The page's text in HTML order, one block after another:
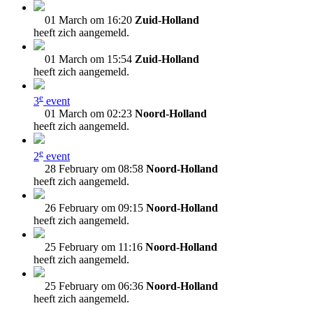
01 March om 16:20 Zuid-Holland
heeft zich aangemeld.
01 March om 15:54 Zuid-Holland
heeft zich aangemeld.
3e event
01 March om 02:23 Noord-Holland
heeft zich aangemeld.
2e event
28 February om 08:58 Noord-Holland
heeft zich aangemeld.
26 February om 09:15 Noord-Holland
heeft zich aangemeld.
25 February om 11:16 Noord-Holland
heeft zich aangemeld.
25 February om 06:36 Noord-Holland
heeft zich aangemeld.